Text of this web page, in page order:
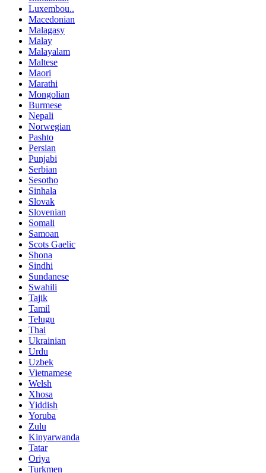
Luxembou..
Macedonian
Malagasy
Malay
Malayalam
Maltese
Maori
Marathi
Mongolian
Burmese
Nepali
Norwegian
Pashto
Persian
Punjabi
Serbian
Sesotho
Sinhala
Slovak
Slovenian
Somali
Samoan
Scots Gaelic
Shona
Sindhi
Sundanese
Swahili
Tajik
Tamil
Telugu
Thai
Ukrainian
Urdu
Uzbek
Vietnamese
Welsh
Xhosa
Yiddish
Yoruba
Zulu
Kinyarwanda
Tatar
Oriya
Turkmen